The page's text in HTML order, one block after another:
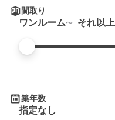
間取り
ワンルーム それ以上
築年数
指定なし